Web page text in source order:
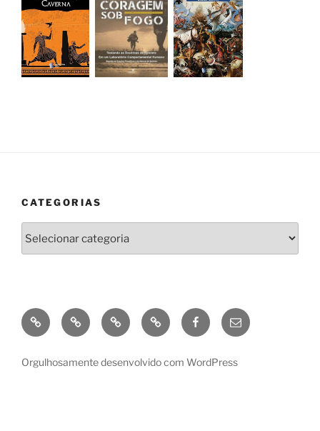
CATEGORIAS
GooglePlayAmazonKobo Apple Facebookenviar
e-
Orgulhosamente desenvolvido com WordPress